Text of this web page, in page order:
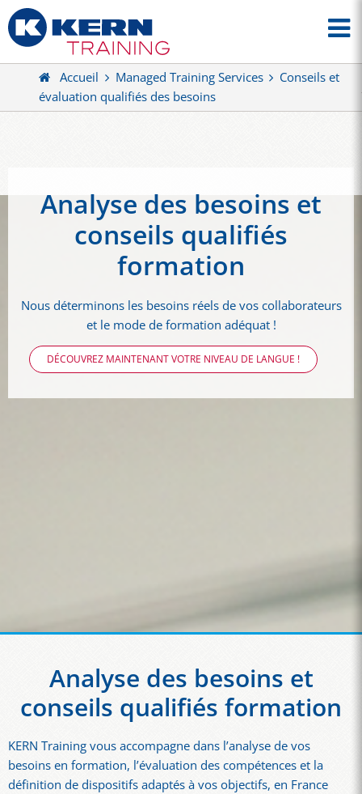
Accueil Managed Training Services
Conseils et
évaluation qualifiés des besoins
Analyse des besoins et
conseils qualifiés
formation
Nous déterminons les besoins réels de vos collaborateurs
et le mode de formation adéquat !
DÉCOUVREZ MAINTENANT VOTRE NIVEAU DE LANGUE !
Analyse des besoins et
conseils qualifiés formation
KERN Training vous accompagne dans l’analyse de vos
besoins en formation, l’évaluation des compétences et la
définition de dispositifs adaptés à vos objectifs, en France